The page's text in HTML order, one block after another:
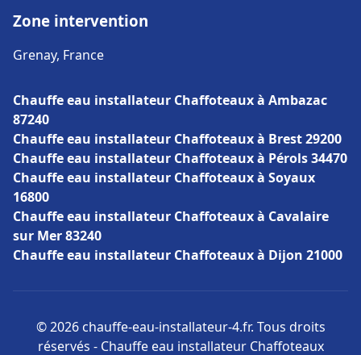
Zone intervention
Grenay, France
Chauffe eau installateur Chaffoteaux à Ambazac
87240
Chauffe eau installateur Chaffoteaux à Brest 29200
Chauffe eau installateur Chaffoteaux à Pérols 34470
Chauffe eau installateur Chaffoteaux à Soyaux
16800
Chauffe eau installateur Chaffoteaux à Cavalaire
sur Mer 83240
Chauffe eau installateur Chaffoteaux à Dijon 21000
© 2026 chauffe-eau-installateur-4.fr. Tous droits
réservés - Chauffe eau installateur Chaffoteaux